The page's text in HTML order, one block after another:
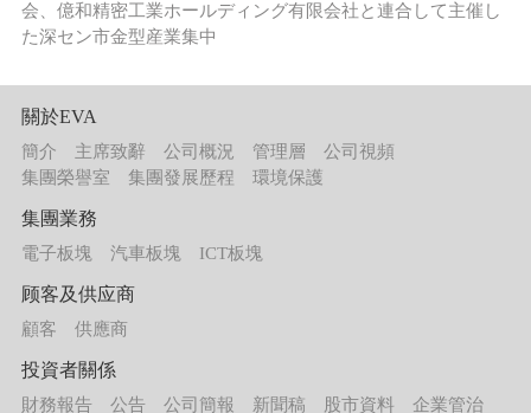
会、億和精密工業ホールディング有限会社と連合して主催し
た深セン市金型産業集中
關於EVA
簡介 主席致辭 公司概況 管理層
公司視頻
集團榮譽室
集團發展歷程 環境保護
集團業務
電子板塊 汽車板塊 ICT板塊
顾客及供应商
顧客 供應商
投資者關係
財務報告 公告 公司簡報 新聞稿 股市資料 企業管治